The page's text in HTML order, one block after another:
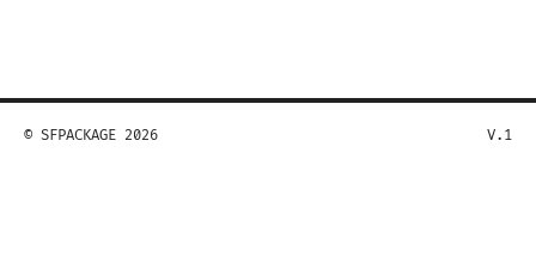
© SFPACKAGE 2026 V.1